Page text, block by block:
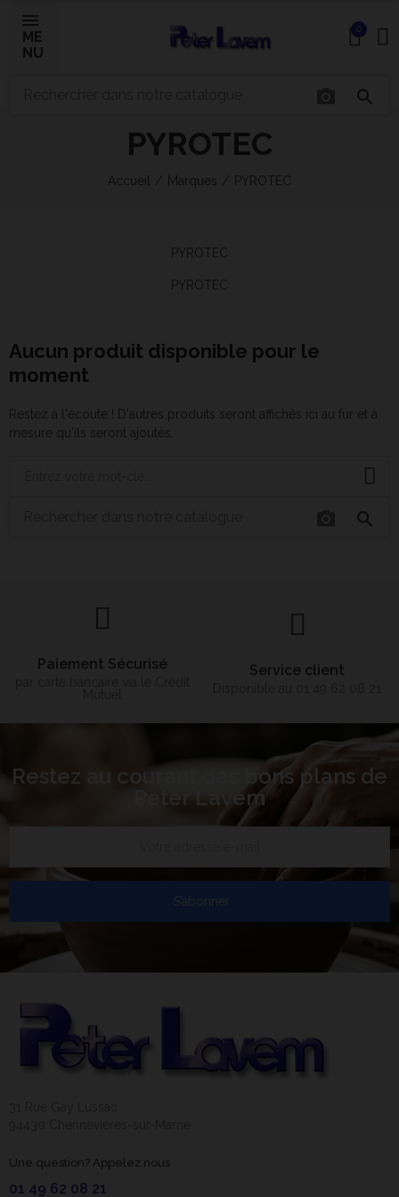
ME
NU
0
search
PYROTEC
Accueil Marques PYROTEC
PYROTEC
PYROTEC
Aucun produit disponible pour le
moment
Restez à l'écoute ! D'autres produits seront affichés ici au fur et à
mesure qu'ils seront ajoutés.
search
×
Bonjour ! Je suis votre expert IA céramique.
Comment puis-je vous aider aujourd'hui ?
Paiement Sécurisé Service client
Restez au courant des bons plans de
Peter Lavem
S’abonner
Une question? Appelez nous
01 49 62 08 21